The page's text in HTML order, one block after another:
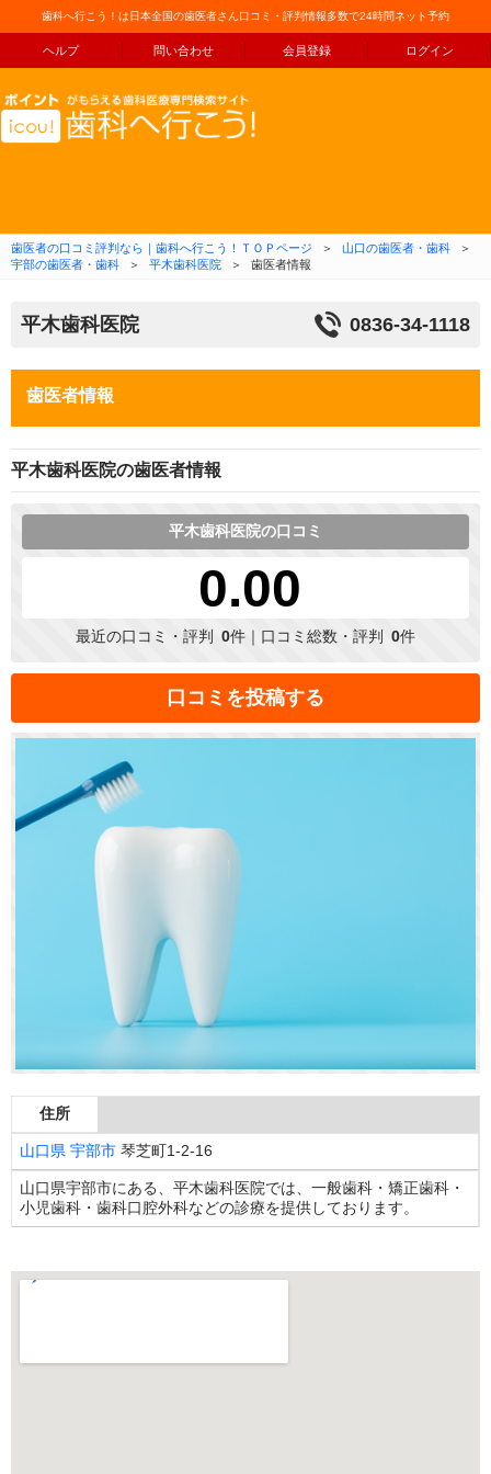
歯科へ行こう！は日本全国の歯医者さん口コミ・評判情報多数で24時間ネット予約
ヘルプ 問い合わせ 会員登録 ログイン
コンテンツへ移動
歯医者の口コミ評判なら｜歯科へ行こう！ＴＯＰページ ＞ 山口の歯医者・歯科
＞
宇部の歯医者・歯科
＞ 平木歯科医院 ＞ 歯医者情報
平木歯科医院 0836-34-1118
歯医者情報
平木歯科医院の歯医者情報
平木歯科医院の口コミ
0.00
最近の口コミ・評判 0件｜口コミ総数・評判 0件
口コミを投稿する
住所
山口県 宇部市 琴芝町1-2-16
山口県宇部市にある、平木歯科医院では、一般歯科・矯正歯科・
小児歯科・歯科口腔外科などの診療を提供しております。